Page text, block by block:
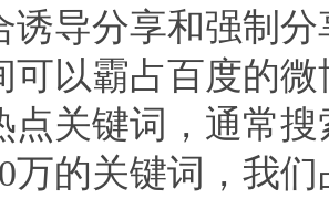
诱导分享和强制
可以霸占百度的
点关键词，通常
万的关键词，我